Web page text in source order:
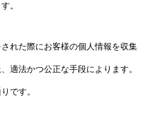
。
れた際にお客様の個人情報を収集
適法かつ公正な手段によります。
です。